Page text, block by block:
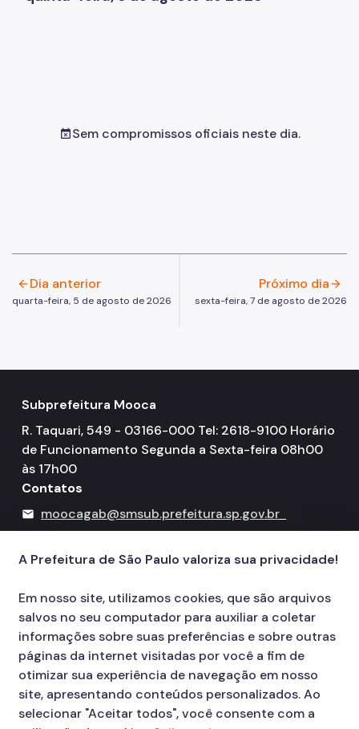
event_busySem compromissos oficiais neste dia.
arrow_backDia anterior
quarta-feira, 5 de agosto de 2026
Próximo diaarrow_forward
sexta-feira, 7 de agosto de 2026
Subprefeitura Mooca
R. Taquari, 549 - 03166-000 Tel: 2618-9100 Horário
de Funcionamento Segunda a Sexta-feira 08h00
às 17h00
Contatos
mail moocagab@smsub.prefeitura.sp.gov.br
156
A Prefeitura de São Paulo valoriza sua privacidade!
Em nosso site, utilizamos cookies, que são arquivos
salvos no seu computador para auxiliar a coletar
informações sobre suas preferências e sobre outras
páginas da internet visitadas por você a fim de
otimizar sua experiência de navegação em nosso
site, apresentando conteúdos personalizados. Ao
selecionar "Aceitar todos", você consente com a